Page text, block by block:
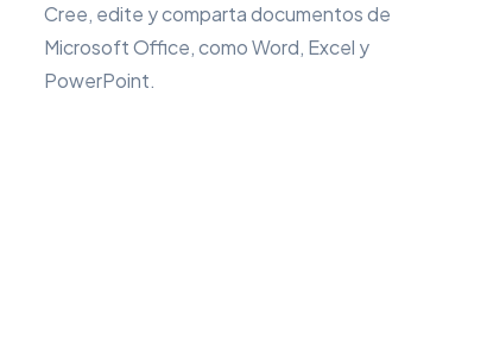
Cree, edite y comparta documentos de
Microsoft Office, como Word, Excel y
PowerPoint.